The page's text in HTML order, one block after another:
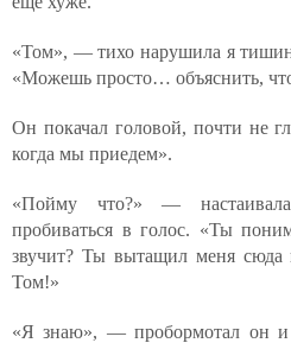
«Том», — тихо нарушила я
«Можешь просто… объяснить,
Он покачал головой, почти не
когда мы приедем».
«Пойму что?» —
пробиваться в голос. «Ты
звучит? Ты вытащил меня сюда
Том!»
«Я знаю», — пробормотал он и